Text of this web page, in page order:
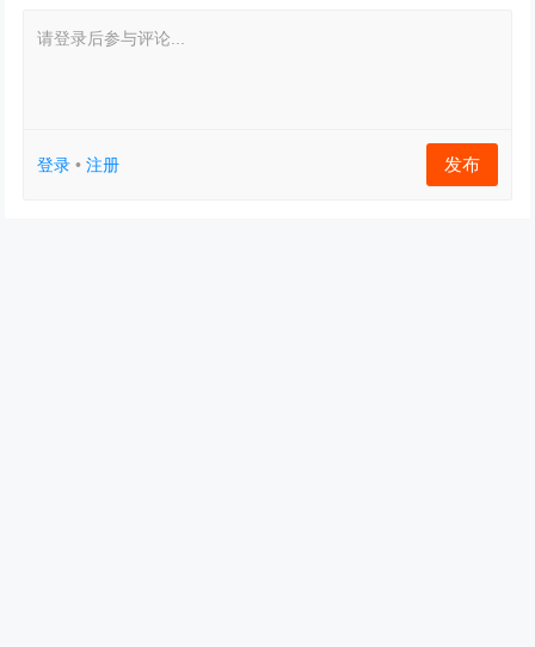
请登录后参与评论...
登录 •注册 发布